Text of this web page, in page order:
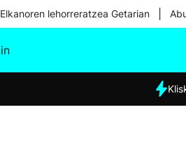
Elkanoren lehorreratzea Getarian
Eguraldia